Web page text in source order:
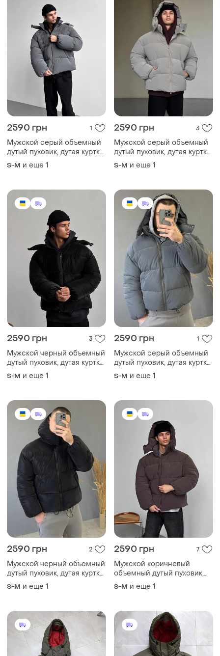
2590 грн 1
Мужской серый объемный
дутый пуховик, дутая куртка
курточка серая
S-M и еще 1
2590 грн 3
Мужской серый объемный
дутый пуховик, дутая куртка
курточка серая
S-M и еще 1
2590 грн 3
Мужской черный объемный
дутый пуховик, дутая куртка
курточка черная
S-M и еще 1
2590 грн 1
Мужской серый объемный
дутый пуховик, дутая куртка
курточка серая пуфер
S-M и еще 1
2590 грн 2
Мужской черный объемный
дутый пуховик, дутая куртка
курточка черный пуфер
S-M и еще 1
2590 грн 7
Мужской коричневый
объемный дутый пуховик,
дутая куртка курточка
коричневая шоколад
S-M и еще 1